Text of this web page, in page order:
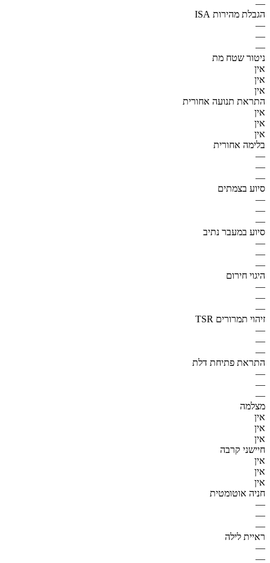
—
הגבלת מהירות ISA
—
—
—
ניטור שטח מת
אין
אין
אין
התראת תנועה אחורית
אין
אין
אין
בלימה אחורית
—
—
—
סיוע בצמתים
—
—
—
סיוע במעבר נתיב
—
—
—
היגוי חירום
—
—
—
זיהוי תמרורים TSR
—
—
—
התראת פתיחת דלת
—
—
—
מצלמה
אין
אין
אין
חיישני קרבה
אין
אין
אין
חניה אוטומטית
—
—
—
ראיית לילה
—
—